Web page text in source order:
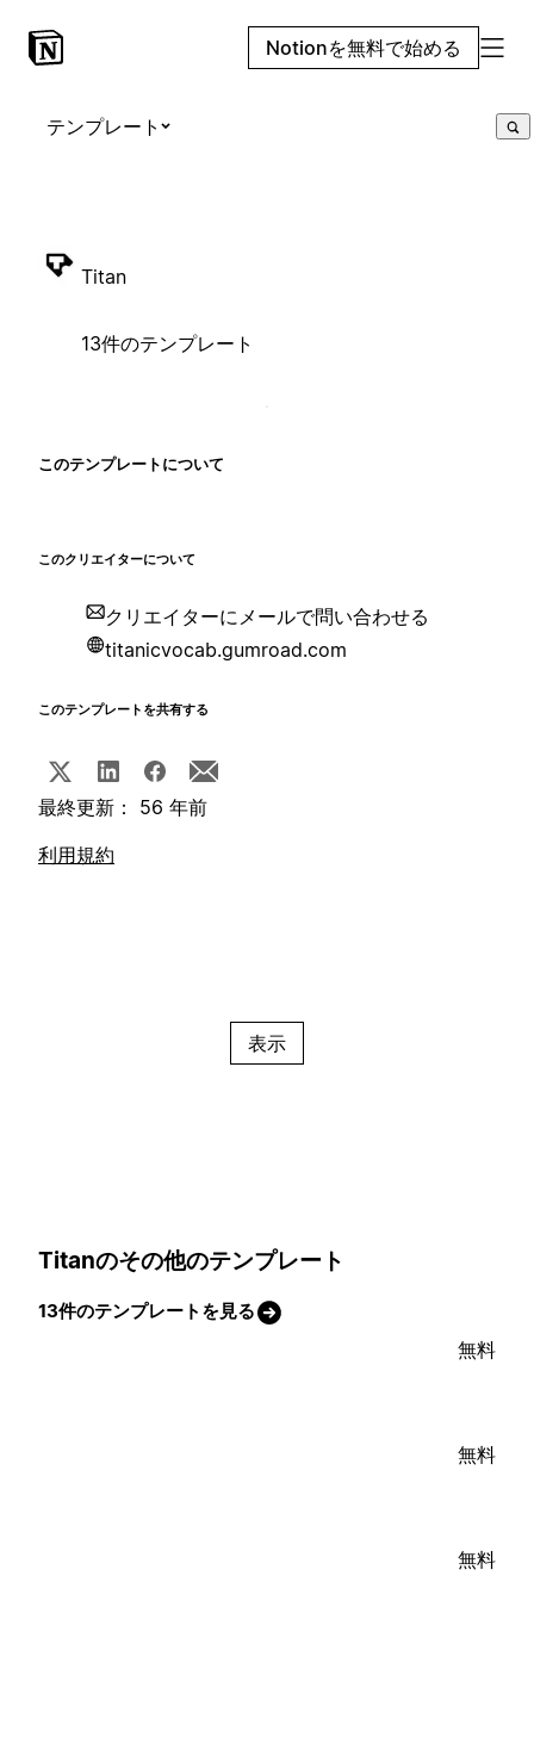
Notionを無料で始める
テンプレート
Titan
13件のテンプレート
このテンプレートについて
このクリエイターについて
クリエイターにメールで問い合わせる
titanicvocab.gumroad.com
このテンプレートを共有する
最終更新： 56 年前
利用規約
表示
Titanのその他のテンプレート
13件のテンプレートを見る
無料
無料
無料